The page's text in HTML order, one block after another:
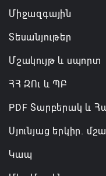
Միջազգային
Տեսանյութեր
Մշակույթ և սպորտ
ՀՀ ԶՈւ և ՊԲ
PDF Տարբերակ և
Սյունյաց երկիր.
Կապ